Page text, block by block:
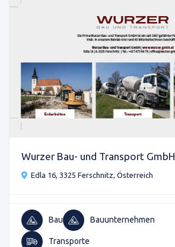
Wurzer Bau- und Transport GmbH
Edla 16, 3325 Ferschnitz, Österreich
Bau Bauunternehmen
Transporte